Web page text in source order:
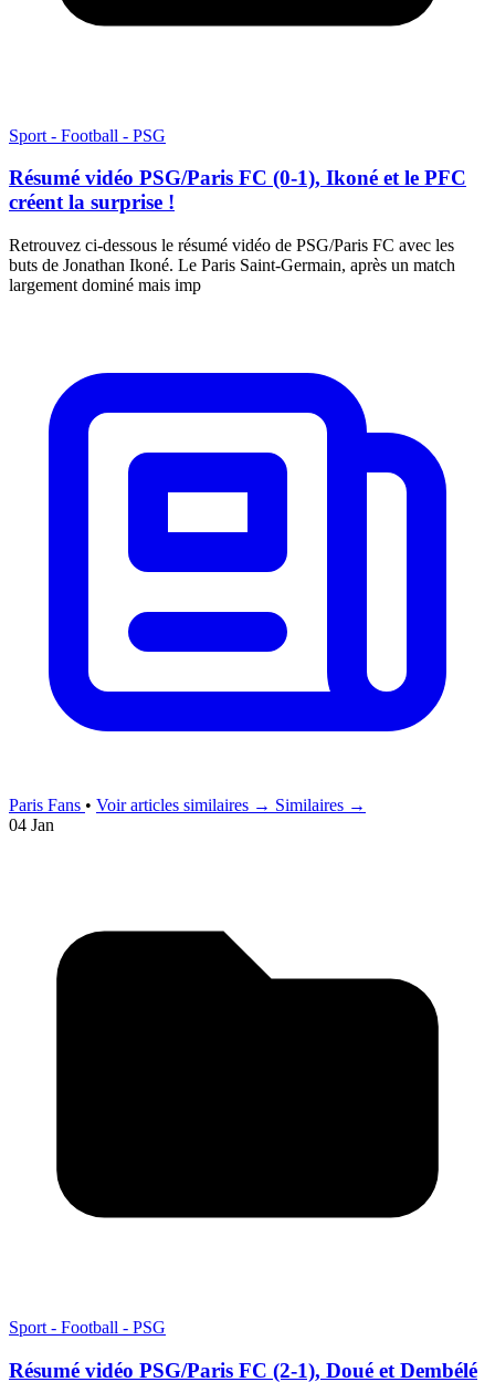
Sport - Football - PSG
Résumé vidéo PSG/Paris FC (0-1), Ikoné et le PFC
créent la surprise !
Retrouvez ci-dessous le résumé vidéo de PSG/Paris FC avec les
buts de Jonathan Ikoné. Le Paris Saint-Germain, après un match
largement dominé mais imp
Paris Fans • Voir articles similaires → Similaires →
04 Jan
Sport - Football - PSG
Résumé vidéo PSG/Paris FC (2-1), Doué et Dembélé